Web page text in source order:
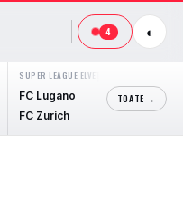
4 ◐
SUPER LEAGUE ELVEȚIA
FC Lugano
3
FC Zurich
TOATE →